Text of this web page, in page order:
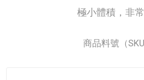
極小體積，非
商品料號（